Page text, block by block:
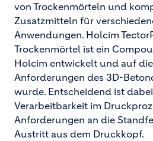
von Trockenmörteln und
Zusatzmitteln für
Anwendungen. Holcim
Trockenmörtel ist ein
Holcim entwickelt und auf
Anforderungen des 3D-
wurde. Entscheidend ist
Verarbeitbarkeit im
Anforderungen an die
Austritt aus dem Druckkopf.